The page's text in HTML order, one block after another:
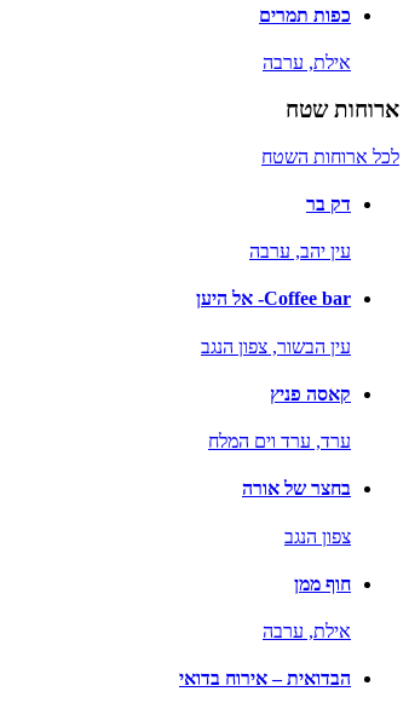
כפות תמרים
אילת, ערבה
ארוחות שטח
לכל ארוחות השטח
דק בר
עין יהב, ערבה
Coffee bar- אל היען
עין הבשור, צפון הנגב
קאסה פניץ
ערד, ערד וים המלח
בחצר של אורה
צפון הנגב
חוף ממן
אילת, ערבה
הבדואית – אירוח בדואי